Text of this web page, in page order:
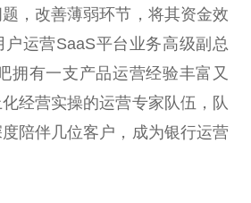
，改善薄弱环节，将其资金效
户运营SaaS平台 业务高级副 总
拥有一支产品运营经验丰富又
经营实操的运营专家队伍，队
陪伴几位客户，成为银行运营